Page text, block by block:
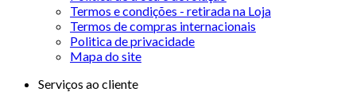
Termos e condições - retirada na Loja
Termos de compras internacionais
Politica de privacidade
Mapa do site
Serviços ao cliente